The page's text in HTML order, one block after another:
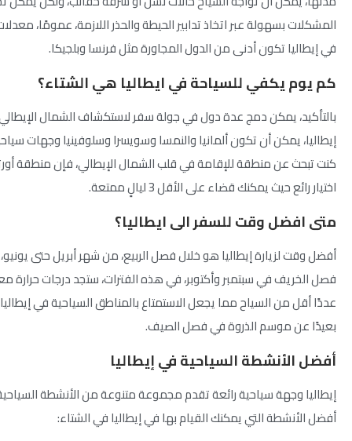
المشكلات بسهولة عبر اتخاذ تدابير الحيطة والحذر اللازمة، عمومًا،
في إيطاليا تكون أدنى من الدول المجاورة مثل فرنسا وبلجيكا.
كم يوم يكفي للسياحة في ايطاليا هي الشتاء؟
بالتأكيد، يمكن دمج عدة دول في جولة سفر لاستكشاف الشمال
إيطاليا، يمكن أن تكون ألمانيا والنمسا وسويسرا وسلوفينيا وجهات
كنت تبحث عن منطقة للإقامة في قلب الشمال الإيطالي، فإن منطقة
اختيار رائع حيث يمكنك قضاء على الأقل 3 ليالٍ ممتعة.
متى افضل وقت للسفر الى ايطاليا؟
أفضل وقت لزيارة إيطاليا هو خلال فصل الربيع، من شهر أبريل حتى
فصل الخريف في سبتمبر وأكتوبر، في هذه الفترات، ستجد درجات حرارة
عددًا أقل من السياح مما يجعل الاستمتاع بالمناطق السياحية في
بعيدًا عن موسم الذروة في فصل الصيف.
أفضل الأنشطة السياحية في إيطاليا
إيطاليا وجهة سياحية رائعة تقدم مجموعة متنوعة من الأنشطة
أفضل الأنشطة التي يمكنك القيام بها في إيطاليا في الشتاء: